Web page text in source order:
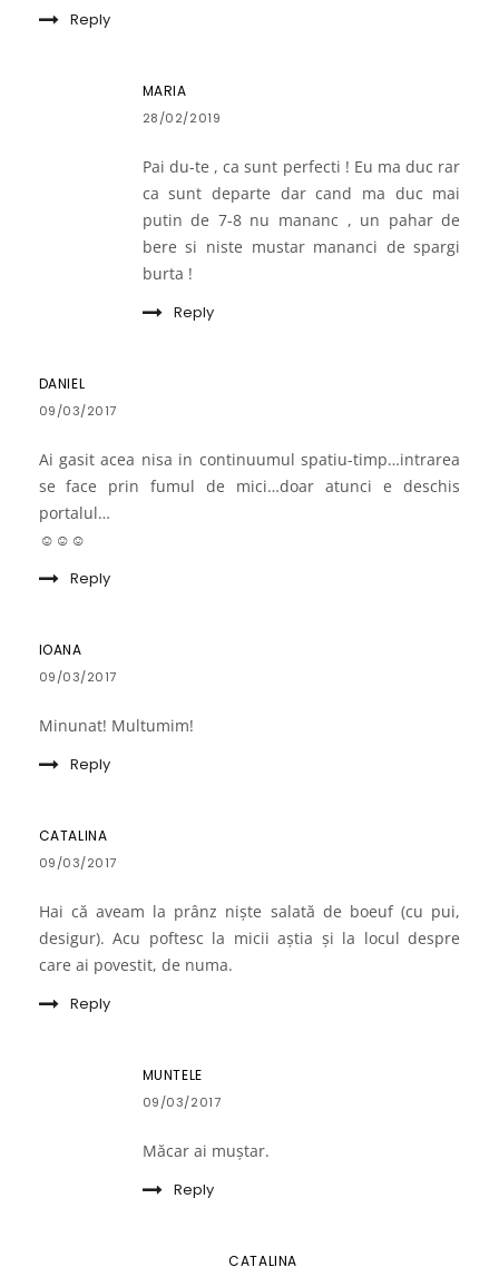
Reply
MARIA
28/02/2019
Pai du-te , ca sunt perfecti ! Eu ma duc rar
ca sunt departe dar cand ma duc mai
putin de 7-8 nu mananc , un pahar de
bere si niste mustar mananci de spargi
burta !
Reply
DANIEL
09/03/2017
Ai gasit acea nisa in continuumul spatiu-timp…intrarea
se face prin fumul de mici…doar atunci e deschis
portalul…
☺☺☺
Reply
IOANA
09/03/2017
Minunat! Multumim!
Reply
CATALINA
09/03/2017
Hai că aveam la prânz niște salată de boeuf (cu pui,
desigur). Acu poftesc la micii aștia și la locul despre
care ai povestit, de numa.
Reply
MUNTELE
09/03/2017
Măcar ai muştar.
Reply
CATALINA